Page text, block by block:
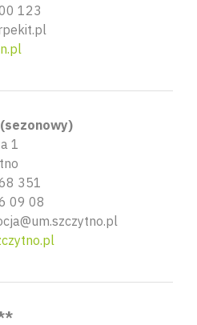
123
(sezonowy)
1
351
09 08